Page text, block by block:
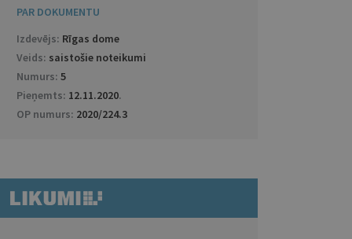
PAR DOKUMENTU
Izdevējs: Rīgas dome
Veids: saistošie noteikumi
Numurs: 5
Pieņemts: 12.11.2020.
OP numurs: 2020/224.3